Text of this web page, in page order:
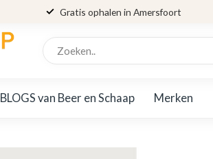
Gratis ophalen in Amersfoort
BLOGS van Beer en Schaap Merken